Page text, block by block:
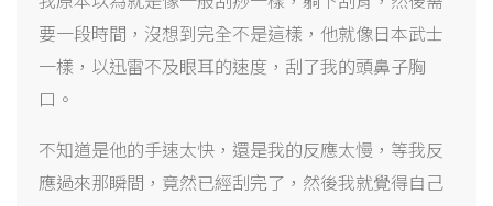
要一段時間，沒想到完全不是這樣，他就像日本武士
一樣，以迅雷不及眼耳的速度，刮了我的頭鼻子胸
口。
不知道是他的手速太快，還是我的反應太慢，等我反
應過來那瞬間，竟然已經刮完了，然後我就覺得自己